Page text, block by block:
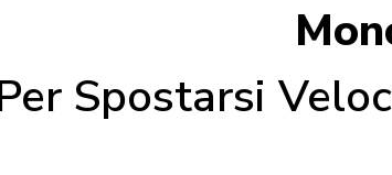
Spostarsi